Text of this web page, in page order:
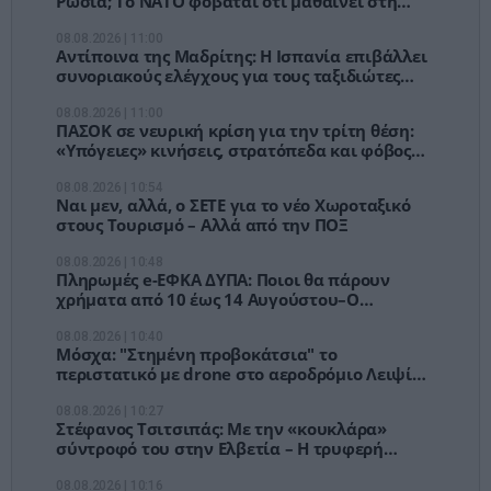
Αντίποινα της Μαδρίτης: Η Ισπανία επιβάλλει
συνοριακούς ελέγχους για τους ταξιδιώτες
ΠΑΣΟΚ σε νευρική κρίση για την τρίτη θέση:
«Υπόγειες» κινήσεις, στρατόπεδα και φόβος
Ναι μεν, αλλά, ο ΣΕΤΕ για το νέο Χωροταξικό
στους Τουρισμό – Αλλά από την ΠΟΞ
Πληρωμές e-ΕΦΚΑ ΔΥΠΑ: Ποιοι θα πάρουν
χρήματα από 10 έως 14 Αυγούστου–Ο
Μόσχα: "Στημένη προβοκάτσια" το
περιστατικό με drone στο αεροδρόμιο Λειψίας-
Στέφανος Τσιτσιπάς: Με την «κουκλάρα»
σύντροφό του στην Ελβετία – Η τρυφερή